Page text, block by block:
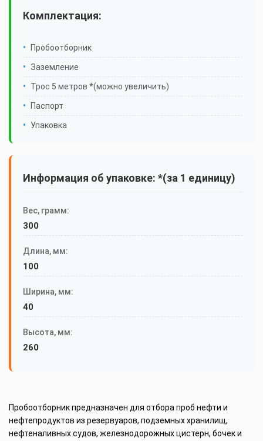
Комплектация:
Пробоотборник
Заземление
Трос 5 метров *(можно увеличить)
Паспорт
Упаковка
Информация об упаковке: *(за 1 единицу)
Вес, грамм:
300
Длина, мм:
100
Ширина, мм:
40
Высота, мм:
260
Пробоотборник предназначен для отбора проб нефти и
нефтепродуктов из резервуаров, подземных хранилищ,
нефтеналивных судов, железнодорожных цистерн, бочек и